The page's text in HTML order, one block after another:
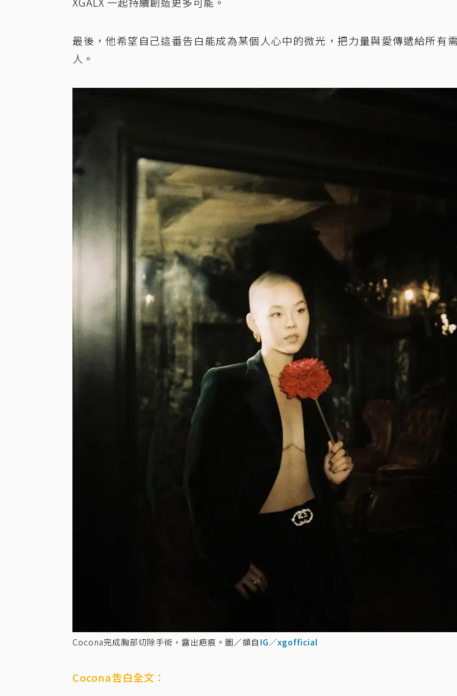
最後，他希望自己這番告白能成為某個人心中的微光，把力量與愛傳遞給所有
人。
Cocona完成胸部切除手術，露出疤痕。圖／擷自 IG／xgofficial
Cocona告白全文：